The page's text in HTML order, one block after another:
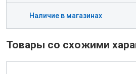
Наличие в магазинах
Товары со схожими